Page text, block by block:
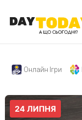
Онлайн Ігри